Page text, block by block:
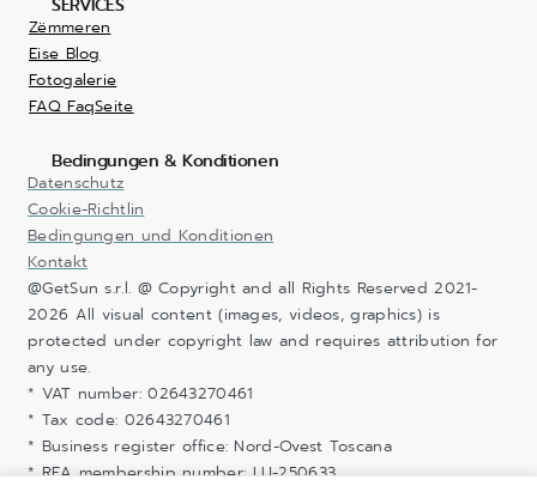
SERVICES
Zëmmeren
Eise Blog
Fotogalerie
FAQ FaqSeite
Bedingungen & Konditionen
Datenschutz
Cookie-Richtlin
Bedingungen und Konditionen
Kontakt
@GetSun s.r.l. @ Copyright and all Rights Reserved 2021-
2026 All visual content (images, videos, graphics) is
protected under copyright law and requires attribution for
any use.
* VAT number: 02643270461
* Tax code: 02643270461
* Business register office: Nord-Ovest Toscana
* REA membership number: LU-250633